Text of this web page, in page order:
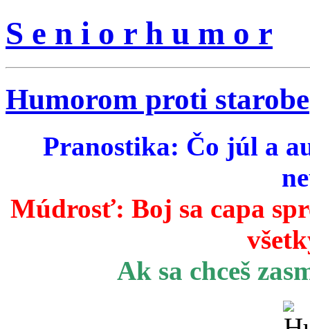
S e n i o r h u m o r
Humorom proti starobe
Pranostika: Čo júl a
Múdrosť: Boj sa capa
Ak sa chceš